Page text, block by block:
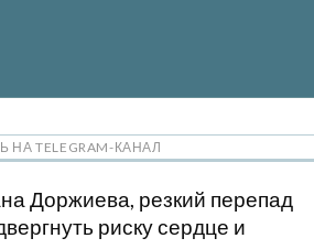
TELEGRAM-КАНАЛ
Доржиева, резкий перепад
риску сердце и